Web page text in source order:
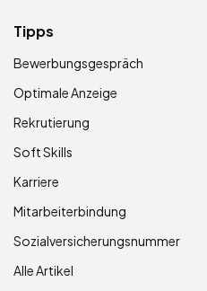
Tipps
Bewerbungsgespräch
Optimale Anzeige
Rekrutierung
Soft Skills
Karriere
Mitarbeiterbindung
Sozialversicherungsnummer
Alle Artikel